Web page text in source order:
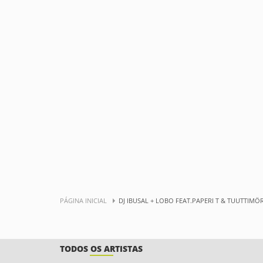
PÁGINA INICIAL DJ IBUSAL + LOBO FEAT.PAPERI T &
TODOS OS ARTISTAS